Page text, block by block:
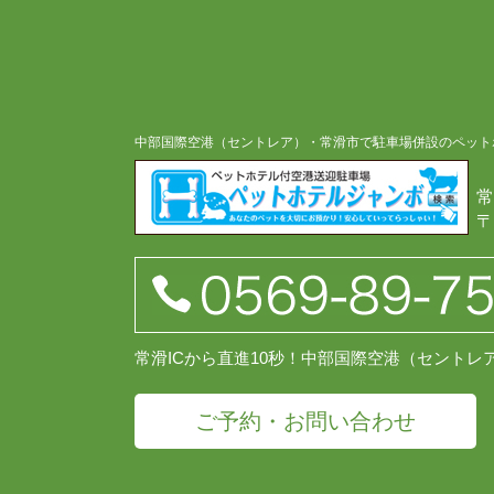
中部国際空港（セントレア）・常滑市で駐車場併設のペッ
常滑ICから直進10秒！中部国際空港（セントレ
ご予約・お問い合わせ